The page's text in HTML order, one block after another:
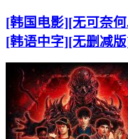
[韩国电影][无可奈何
[韩语中字][无删减